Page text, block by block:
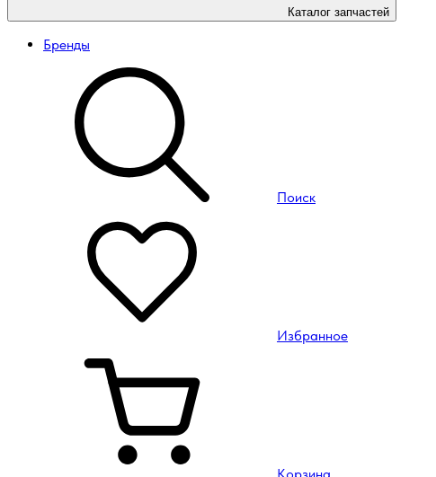
Каталог запчастей
Бренды
Поиск
Избранное